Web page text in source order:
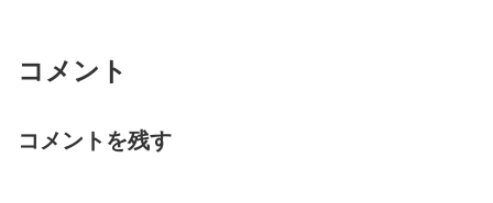
コメント
コメントを残す